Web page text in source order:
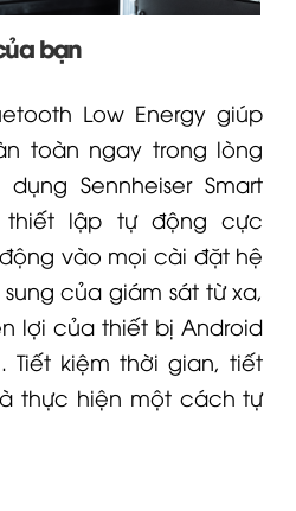
bạn
Low Energy giúp
toàn ngay trong lòng
dụng Sennheiser Smart
lập tự động cực
vào mọi cài đặt hệ
của giám sát từ xa,
lợi của thiết bị Android
Tiết kiệm thời gian, tiết
thực hiện một cách tự